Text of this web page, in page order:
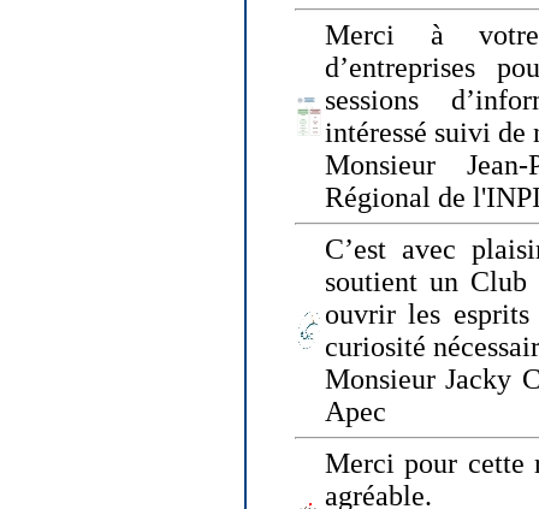
Merci à
d’entreprises
sessions
intéressé suivi de
Monsieur
Régional de
C’est avec
soutient un Club
ouvrir les
curiosité
Monsieur Jacky
Apec
Merci pour cette
agréable.